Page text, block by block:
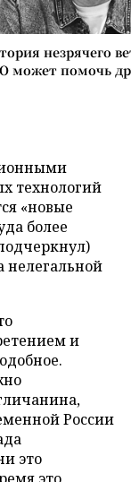
незрячего
может помочь
технологий
«новые
более
нелегальной
и
России
это